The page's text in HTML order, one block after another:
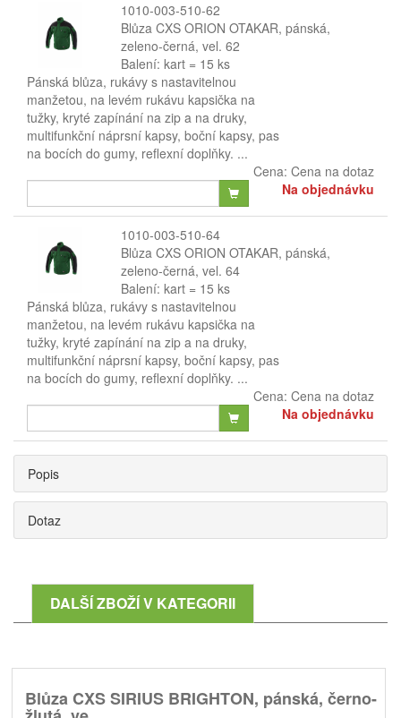
1010-003-510-62
Blůza CXS ORION OTAKAR, pánská,
zeleno-černá, vel. 62
Balení: kart = 15 ks
Pánská blůza, rukávy s nastavitelnou
manžetou, na levém rukávu kapsička na
tužky, kryté zapínání na zip a na druky,
multifunkční náprsní kapsy, boční kapsy, pas
na bocích do gumy, reflexní doplňky. ...
Cena: Cena na dotaz
Na objednávku
1010-003-510-64
Blůza CXS ORION OTAKAR, pánská,
zeleno-černá, vel. 64
Balení: kart = 15 ks
Pánská blůza, rukávy s nastavitelnou
manžetou, na levém rukávu kapsička na
tužky, kryté zapínání na zip a na druky,
multifunkční náprsní kapsy, boční kapsy, pas
na bocích do gumy, reflexní doplňky. ...
Cena: Cena na dotaz
Na objednávku
Popis
Dotaz
DALŠÍ ZBOŽÍ V KATEGORII
Blůza CXS SIRIUS BRIGHTON, pánská, černo-